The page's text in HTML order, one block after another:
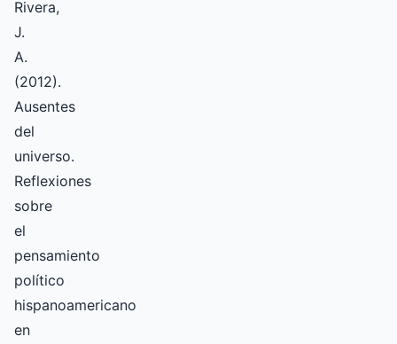
Rivera,
J.
A.
(2012).
Ausentes
del
universo.
Reflexiones
sobre
el
pensamiento
político
hispanoamericano
en